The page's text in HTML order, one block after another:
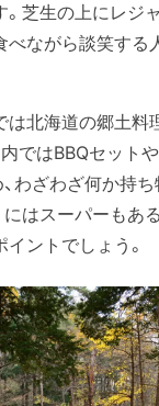
芝生の上にレジ
べながら談笑する
は北海道の郷土料
内ではBBQセット
わざわざ何か持
はスーパーもあ
ントでしょう。